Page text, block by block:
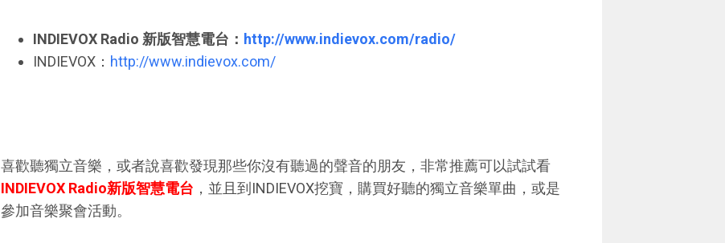
INDIEVOX Radio 新版智慧電台： http://www.indievox.com/radio/
INDIEVOX： http://www.indievox.com/
喜歡聽獨立音樂，或者說喜歡發現那些你沒有聽過的聲音的朋友，非常推薦可以試試看
INDIEVOX Radio新版智慧電台 ，並且到INDIEVOX挖寶，購買好聽的獨立音樂單曲，或是
參加音樂聚會活動。